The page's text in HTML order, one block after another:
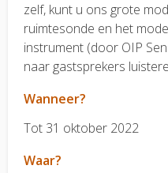
zelf, kunt u ons grote
ruimtesonde en het
instrument (door OIP
naar gastsprekers
Wanneer?
Tot 31 oktober 2022
Waar?